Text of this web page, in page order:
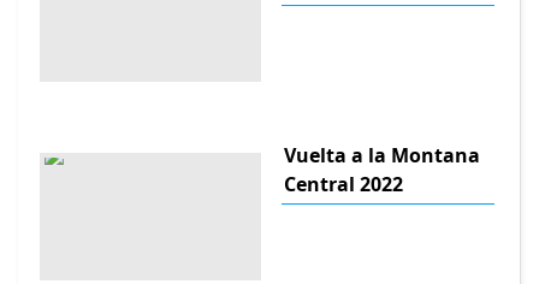
Vuelta a la Montana
Central 2022